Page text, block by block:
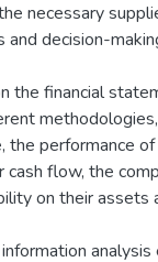
necessary
and decision-
the financial
the performance
flow, the
on their assets